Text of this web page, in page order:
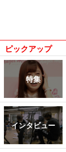
ピックアップ
特集
インタビュー